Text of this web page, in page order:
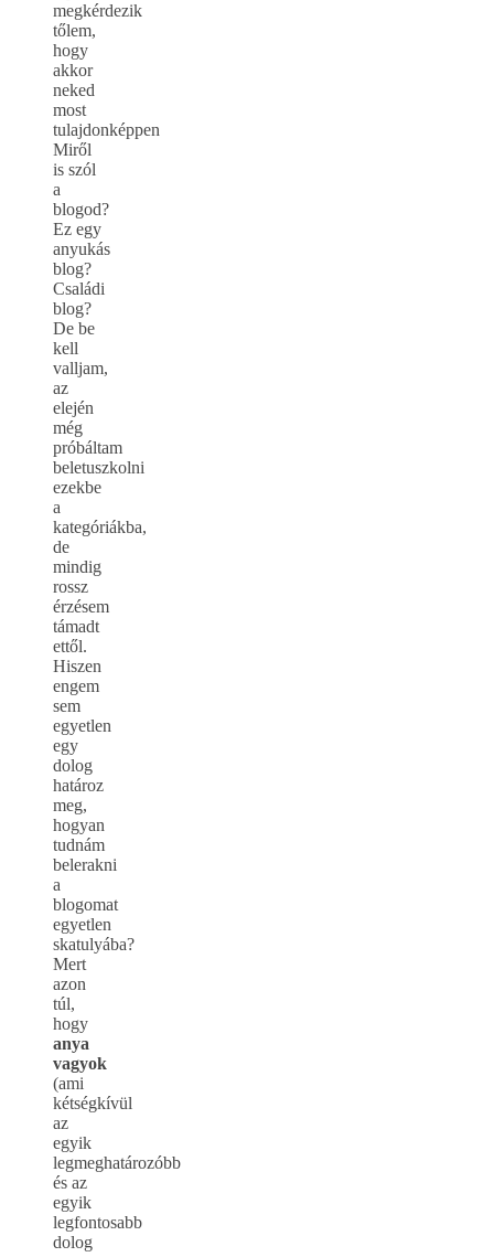
megkérdezik
tőlem,
hogy
akkor
neked
most
tulajdonképpen
Miről
is szól
a
blogod?
Ez egy
anyukás
blog?
Családi
blog?
De be
kell
valljam,
az
elején
még
próbáltam
beletuszkolni
ezekbe
a
kategóriákba,
de
mindig
rossz
érzésem
támadt
ettől.
Hiszen
engem
sem
egyetlen
egy
dolog
határoz
meg,
hogyan
tudnám
belerakni
a
blogomat
egyetlen
skatulyába?
Mert
azon
túl,
hogy
anya
vagyok
(ami
kétségkívül
az
egyik
legmeghatározóbb
és az
egyik
legfontosabb
dolog